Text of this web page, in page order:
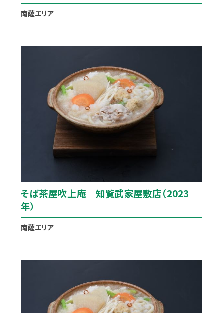
南薩エリア
そば茶屋吹上庵 知覧武家屋敷店（2023
年）
南薩エリア